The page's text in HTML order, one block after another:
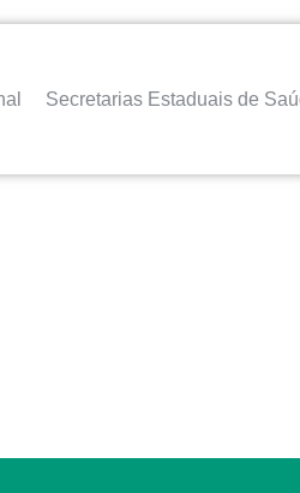
Secretarias Estaduais de